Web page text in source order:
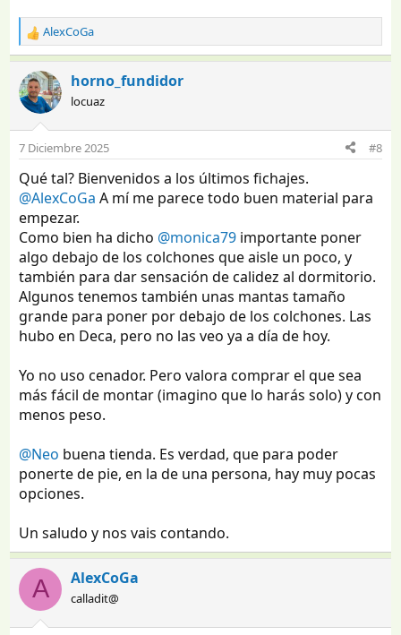
R
e
a
c
c
o
n
s
:
AlexCoGa
horno_fundidor
locuaz
7 Diciembre 2025 #8
Qué tal? Bienvenidos a los últimos fichajes.
@AlexCoGa A mí me parece todo buen material para
empezar.
Como bien ha dicho @monica79 importante poner
algo debajo de los colchones que aisle un poco, y
también para dar sensación de calidez al dormitorio.
Algunos tenemos también unas mantas tamaño
grande para poner por debajo de los colchones. Las
hubo en Deca, pero no las veo ya a día de hoy.
Yo no uso cenador. Pero valora comprar el que sea
más fácil de montar (imagino que lo harás solo) y con
menos peso.
@Neo buena tienda. Es verdad, que para poder
ponerte de pie, en la de una persona, hay muy pocas
opciones.
Un saludo y nos vais contando.
A AlexCoGa
calladit@